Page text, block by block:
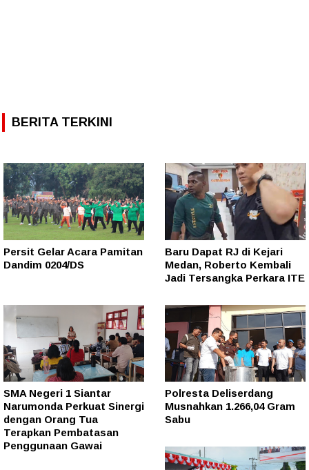
BERITA TERKINI
Persit Gelar Acara Pamitan
Dandim 0204/DS
Baru Dapat RJ di Kejari
Medan, Roberto Kembali
Jadi Tersangka Perkara ITE
SMA Negeri 1 Siantar
Narumonda Perkuat Sinergi
dengan Orang Tua
Terapkan Pembatasan
Penggunaan Gawai
Polresta Deliserdang
Musnahkan 1.266,04 Gram
Sabu